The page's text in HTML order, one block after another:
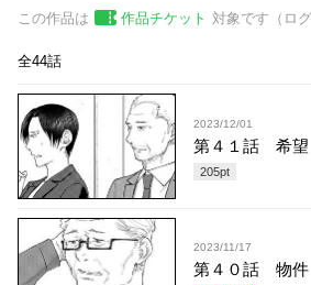
この作品は 作品チケット 対象です（ロ
全44話
2023/12/01
第４１話 希望
205pt
2023/11/17
第４０話 物件